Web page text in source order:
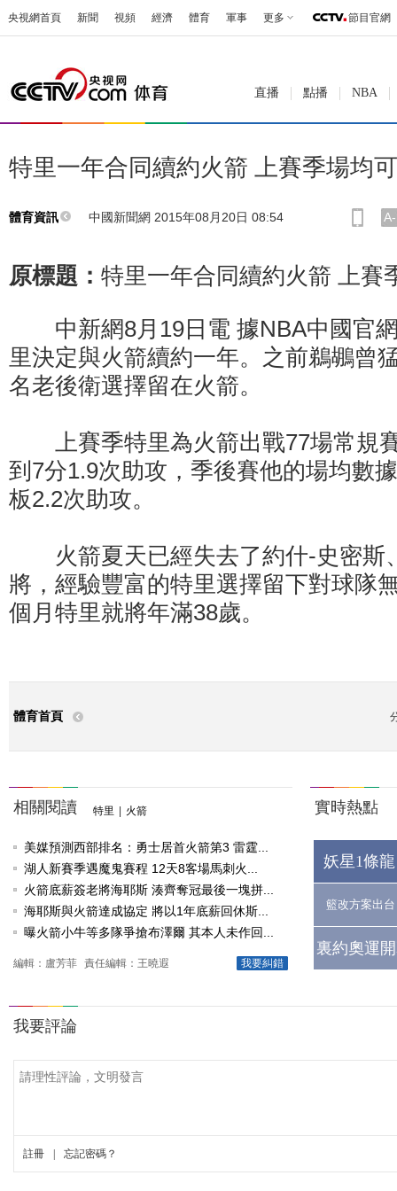
央視網首頁 新聞 視頻 經濟 體育 軍事 更多 節目官網
直播 點播 NBA
特里一年合同續約火箭 上賽季場均
體育資訊 中國新聞網 2015年08月20日 08:54 A-
原標題： 特里一年合同續約火箭 上賽
中新網8月19日電 據NBA中國官
里決定與火箭續約一年。之前鵜鶘曾
名老後衛選擇留在火箭。
上賽季特里為火箭出戰77場常規
到7分1.9次助攻，季後賽他的場均數
板2.2次助攻。
火箭夏天已經失去了約什-史密斯
將，經驗豐富的特里選擇留下對球隊
個月特里就將年滿38歲。
體育首頁
相關閱讀 特里 火箭
美媒預測西部排名：勇士居首火箭第3 雷霆...
湖人新賽季遇魔鬼賽程 12天8客場馬刺火...
火箭底薪簽老將海耶斯 湊齊奪冠最後一塊拼...
海耶斯與火箭達成協定 將以1年底薪回休斯...
曝火箭小牛等多隊爭搶布澤爾 其本人未作回...
我要糾錯
編輯：盧芳菲 責任編輯：王曉遐
實時熱點
妖星1條
籃改方案出台
裏約奧運